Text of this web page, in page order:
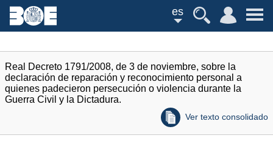
es
Real Decreto 1791/2008, de 3 de noviembre, sobre la
declaración de reparación y reconocimiento personal a
quienes padecieron persecución o violencia durante la
Guerra Civil y la Dictadura.
Ver texto consolidado